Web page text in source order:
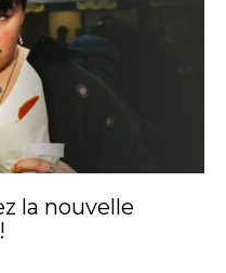
la nouvelle